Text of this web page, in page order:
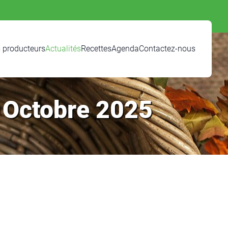
producteursActualitésRecettesAgendaContactez-nous
2025